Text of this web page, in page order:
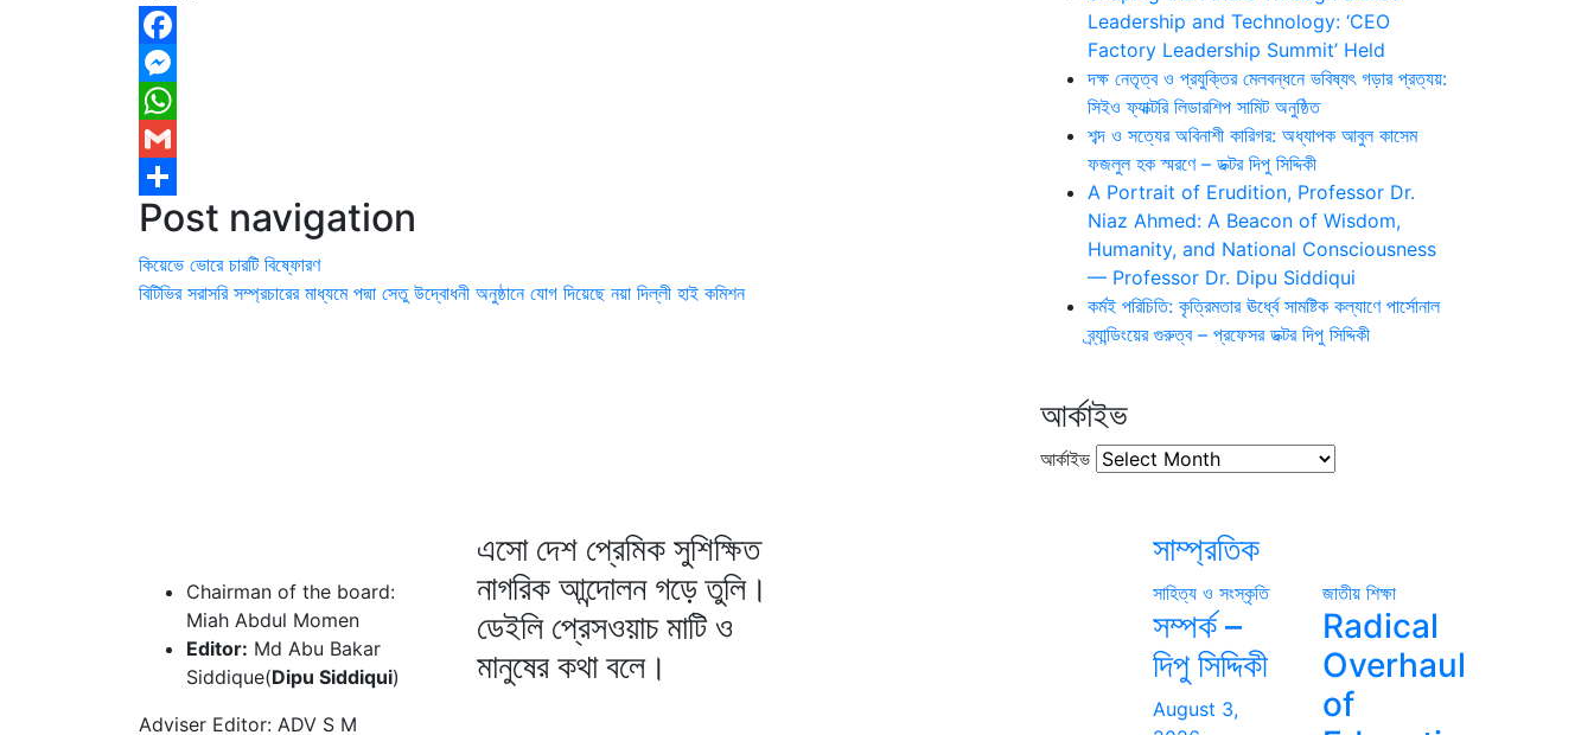
Facebook
Messenger
WhatsApp
Gmail
Share
Post navigation
কিয়েভে ভোরে চারটি বিষ্ফোরণ
বিটিভির সরাসরি সম্প্রচারের মাধ্যমে পদ্মা সেতু উদ্বোধনী অনুষ্ঠানে যোগ দিয়েছে নয়া দিল্লী হাই কমিশন
Leadership and Technology: ‘CEO
Factory Leadership Summit’ Held
দক্ষ নেতৃত্ব ও প্রযুক্তির মেলবন্ধনে ভবিষ্যৎ গড়ার প্রত্যয়:
সিইও ফ্যাক্টরি লিডারশিপ সামিট অনুষ্ঠিত
শব্দ ও সত্যের অবিনাশী কারিগর: অধ্যাপক আবুল কাসেম
ফজলুল হক স্মরণে – ডক্টর দিপু সিদ্দিকী
A Portrait of Erudition, Professor Dr.
Niaz Ahmed: A Beacon of Wisdom,
Humanity, and National Consciousness
— Professor Dr. Dipu Siddiqui
কর্মই পরিচিতি: কৃত্রিমতার ঊর্ধ্বে সামষ্টিক কল্যাণে পার্সোনাল
ব্র্যান্ডিংয়ের গুরুত্ব – প্রফেসর ডক্টর দিপু সিদ্দিকী
আর্কাইভ
আর্কাইভ
Chairman of the board:
Miah Abdul Momen
Editor: Md Abu Bakar
Siddique(Dipu Siddiqui)
Adviser Editor: ADV S M
এসো দেশ প্রেমিক সুশিক্ষিত
নাগরিক আন্দোলন গড়ে তুলি।
ডেইলি প্রেসওয়াচ মাটি ও
মানুষের কথা বলে।
সাম্প্রতিক
সাহিত্য ও সংস্কৃতি
সম্পর্ক –
দিপু সিদ্দিকী
August 3,
জাতীয় শিক্ষা
Radical
Overhaul
of